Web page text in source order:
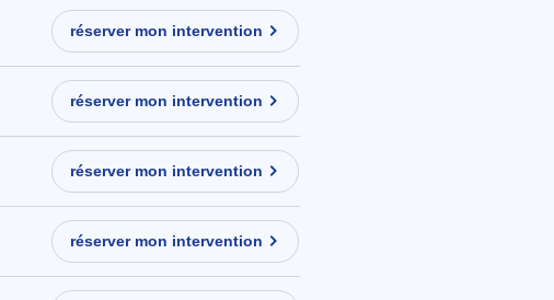
réserver mon intervention
réserver mon intervention
réserver mon intervention
réserver mon intervention